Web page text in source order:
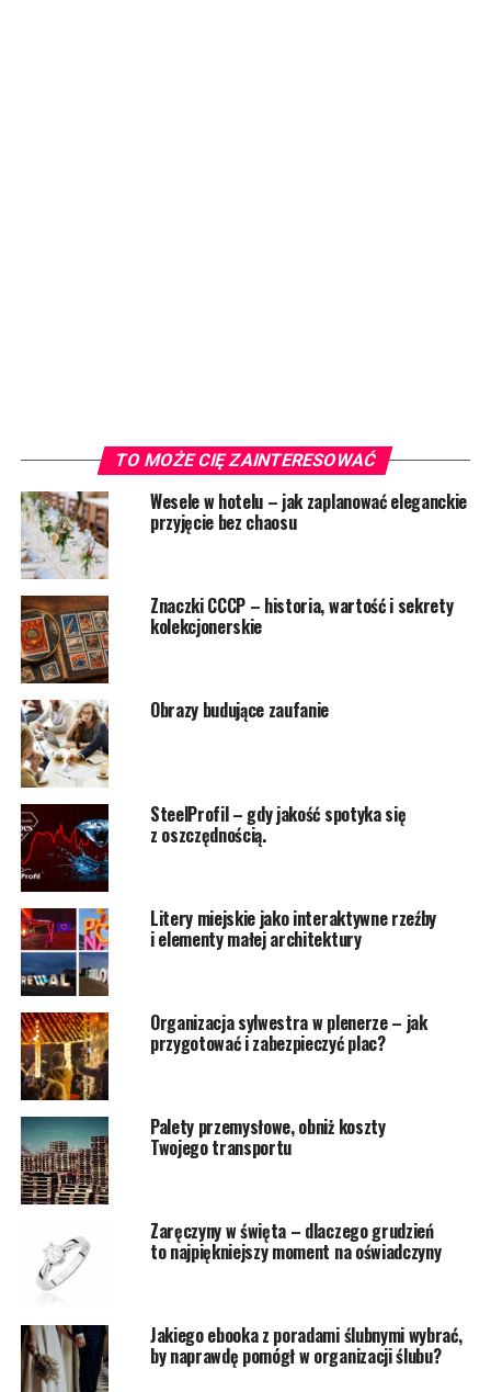
TO MOŻE CIĘ ZAINTERESOWAĆ
Wesele w hotelu – jak zaplanować eleganckie
przyjęcie bez chaosu
Znaczki CCCP – historia, wartość i sekrety
kolekcjonerskie
Obrazy budujące zaufanie
SteelProfil – gdy jakość spotyka się
z oszczędnością.
Litery miejskie jako interaktywne rzeźby
i elementy małej architektury
Organizacja sylwestra w plenerze – jak
przygotować i zabezpieczyć plac?
Palety przemysłowe, obniż koszty
Twojego transportu
Zaręczyny w święta – dlaczego grudzień
to najpiękniejszy moment na oświadczyny
Jakiego ebooka z poradami ślubnymi wybrać,
by naprawdę pomógł w organizacji ślubu?